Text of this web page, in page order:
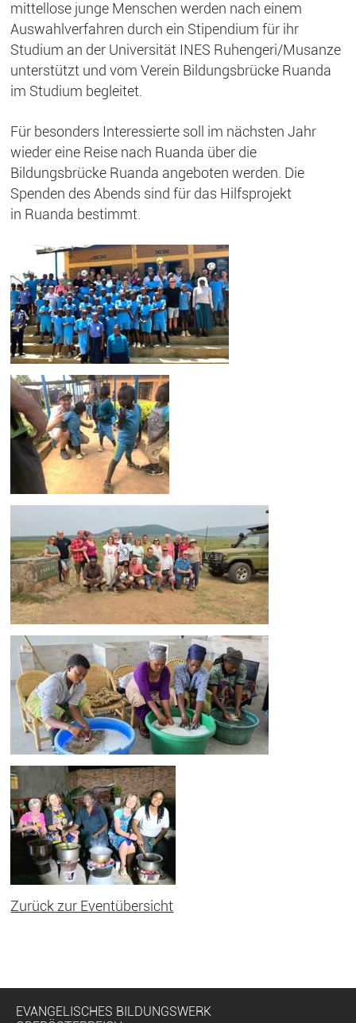
mittellose junge Menschen werden nach einem
Auswahlverfahren durch ein Stipendium für ihr
Studium an der Universität INES Ruhengeri/Musanze
unterstützt und vom Verein Bildungsbrücke Ruanda
im Studium begleitet.
Für besonders Interessierte soll im nächsten Jahr
wieder eine Reise nach Ruanda über die
Bildungsbrücke Ruanda angeboten werden. Die
Spenden des Abends sind für das Hilfsprojekt
in Ruanda bestimmt.
Zurück zur Eventübersicht
EVANGELISCHES BILDUNGSWERK